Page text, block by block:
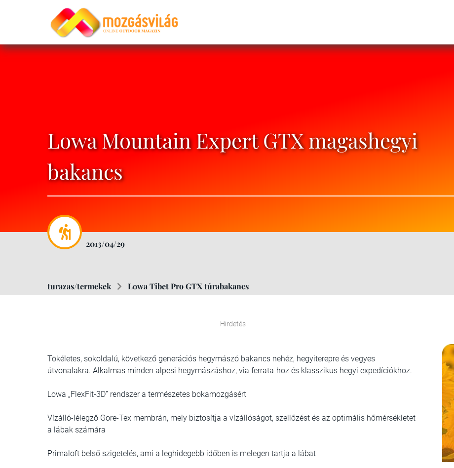
Lowa Mountain Expert GTX magashegyi
bakancs
2013/04/29
turazas/termekek Lowa Tibet Pro GTX túrabakancs
Hirdetés
Tökéletes, sokoldalú, következő generációs hegymászó bakancs nehéz, hegyiterepre és vegyes
útvonalakra. Alkalmas minden alpesi hegymászáshoz, via ferrata-hoz és klasszikus hegyi expedíciókhoz.
Lowa „FlexFit-3D” rendszer a természetes bokamozgásért
Vízálló-lélegző Gore-Tex membrán, mely biztosítja a vízállóságot, szellőzést és az optimális hőmérsékletet
a lábak számára
Primaloft belső szigetelés, ami a leghidegebb időben is melegen tartja a lábat